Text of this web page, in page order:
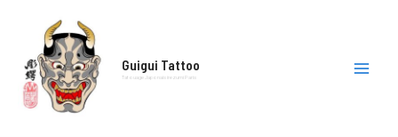
contenu
Guigui Tattoo
Tatouage Japonais irezumi Paris